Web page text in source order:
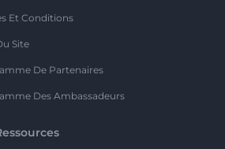
Et Conditions
Site
De Partenaires
Des Ambassadeurs